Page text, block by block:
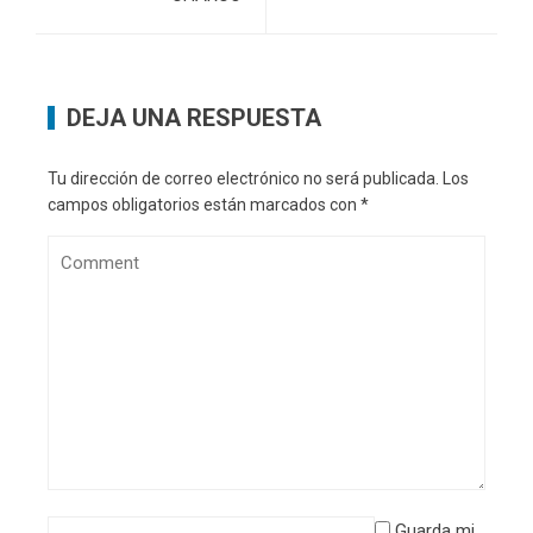
DEJA UNA RESPUESTA
Tu dirección de correo electrónico no será publicada.
Los
campos obligatorios están marcados con *